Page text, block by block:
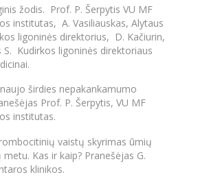
žodis. Prof. P. Šerpytis VU MF
institutas, A. Vasiliauskas, Alytaus
ligoninės direktorius, D. Kačiurin,
S. Kudirkos ligoninės direktoriaus
širdies nepakankamumo
Prof. P. Šerpytis, VU MF
institutas.
vaistų skyrimas ūmių
Kas ir kaip? Pranešėjas G.
klinikos.